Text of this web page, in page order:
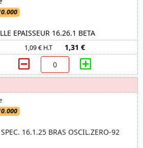
EPAISSEUR 16.26.1 BETA
1,09 € H.T 1,31 €
16.1.25 BRAS OSCIL.ZERO-92